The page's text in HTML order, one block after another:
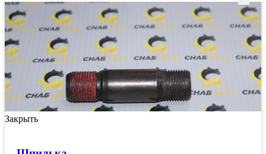
Закрыть